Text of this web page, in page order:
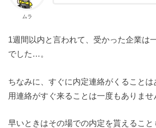
ムラ
1週間以内と言われて、受かった企業は
でした…。
ちなみに、すぐに内定連絡がくること
用連絡がすぐ来ることは一度もありませ
早いときはその場での内定を貰えること